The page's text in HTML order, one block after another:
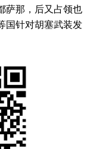
那，后又占领也
国针对胡塞武装发